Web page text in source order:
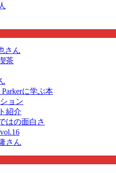
さん
茶
に学ぶ本
ョン
紹介
はの面白さ
さん